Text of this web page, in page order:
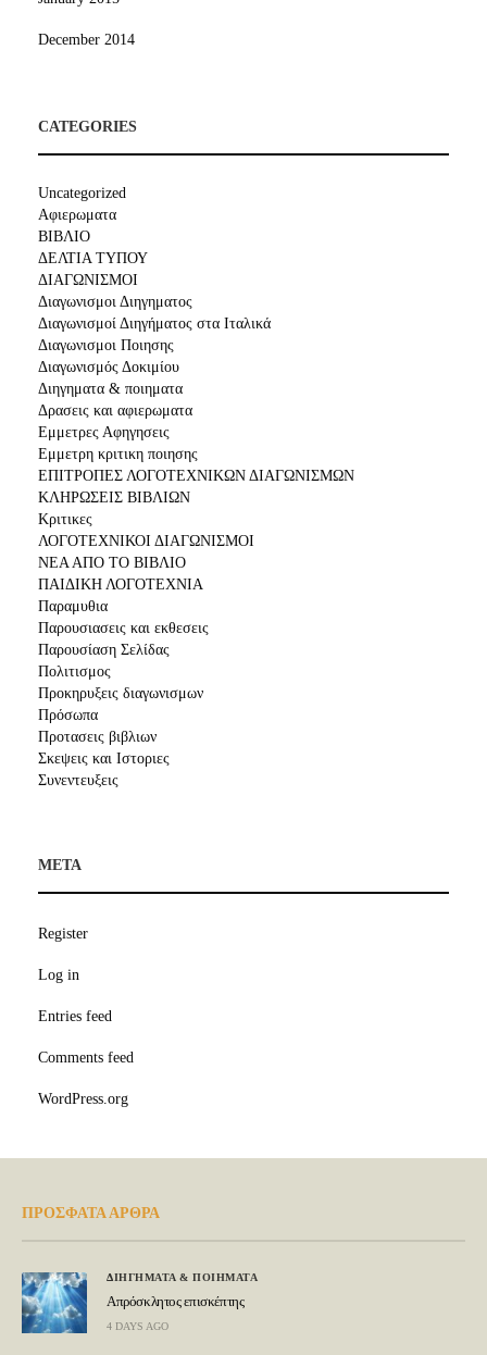
December 2014
CATEGORIES
Uncategorized
Αφιερωματα
ΒΙΒΛΙΟ
ΔΕΛΤΙΑ ΤΥΠΟΥ
ΔΙΑΓΩΝΙΣΜΟΙ
Διαγωνισμοι Διηγηματος
Διαγωνισμοί Διηγήματος στα Ιταλικά
Διαγωνισμοι Ποιησης
Διαγωνισμός Δοκιμίου
Διηγηματα & ποιηματα
Δρασεις και αφιερωματα
Εμμετρες Αφηγησεις
Εμμετρη κριτικη ποιησης
ΕΠΙΤΡΟΠΕΣ ΛΟΓΟΤΕΧΝΙΚΩΝ ΔΙΑΓΩΝΙΣΜΩΝ
ΚΛΗΡΩΣΕΙΣ ΒΙΒΛΙΩΝ
Κριτικες
ΛΟΓΟΤΕΧΝΙΚΟΙ ΔΙΑΓΩΝΙΣΜΟΙ
ΝΕΑ ΑΠΟ ΤΟ ΒΙΒΛΙΟ
ΠΑΙΔΙΚΗ ΛΟΓΟΤΕΧΝΙΑ
Παραμυθια
Παρουσιασεις και εκθεσεις
Παρουσίαση Σελίδας
Πολιτισμος
Προκηρυξεις διαγωνισμων
Πρόσωπα
Προτασεις βιβλιων
Σκεψεις και Ιστοριες
Συνεντευξεις
META
Register
Log in
Entries feed
Comments feed
WordPress.org
ΠΡΟΣΦΑΤΑ ΑΡΘΡΑ
ΔΙΗΓΗΜΑΤΑ & ΠΟΙΗΜΑΤΑ
Απρόσκλητος επισκέπτης
4 DAYS AGO